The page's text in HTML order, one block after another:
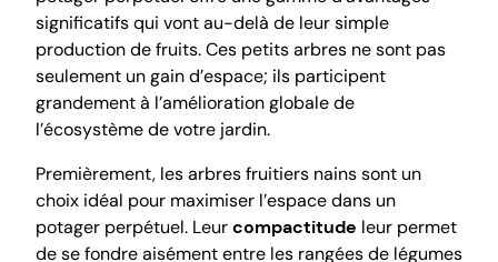
significatifs qui vont au-delà de leur simple
production de fruits. Ces petits arbres ne sont pas
seulement un gain d’espace; ils participent
grandement à l’amélioration globale de
l’écosystème de votre jardin.
Premièrement, les arbres fruitiers nains sont un
choix idéal pour maximiser l’espace dans un
potager perpétuel. Leurcompactitude leur permet
de se fondre aisément entre les rangées de légumes